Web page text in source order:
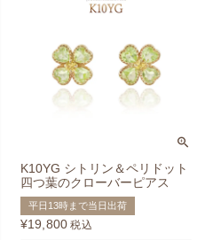
K10YG シトリン＆ペリドット
四つ葉のクローバーピアス
平日13時まで当日出荷
¥19,800 税込